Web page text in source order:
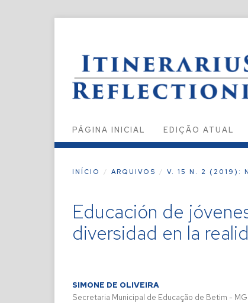
PÁGINA INICIAL EDIÇÃO ATUAL
INÍCIO / ARQUIVOS / V. 15 N. 2 (2019):
Educación de
diversidad en la
SIMONE DE OLIVEIRA
Secretaria Municipal de Educação de Betim -